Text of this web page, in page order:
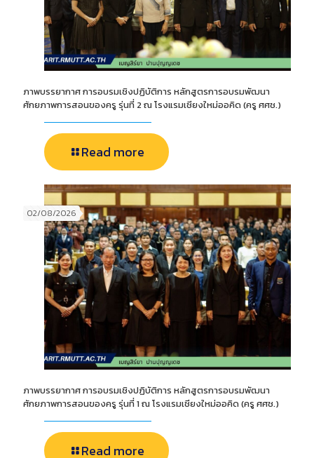
ภาพบรรยากาศ การอบรมเชิงปฏิบัติการ หลักสูตรการอบรมพัฒนา
ศักยภาพการสอนของครู รุ่นที่ 2 ณ โรงแรมเชียงใหม่ออคิด (ครู ศศช.)
Read more
02/08/2026
ภาพบรรยากาศ การอบรมเชิงปฏิบัติการ หลักสูตรการอบรมพัฒนา
ศักยภาพการสอนของครู รุ่นที่ 1 ณ โรงแรมเชียงใหม่ออคิด (ครู ศศช.)
Read more